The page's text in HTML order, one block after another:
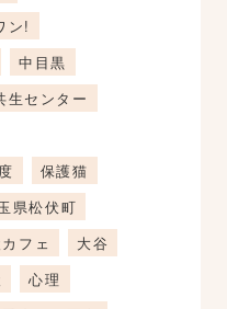
ン!
中目黒
生センター
保護猫
県松伏町
フェ
大谷
心理